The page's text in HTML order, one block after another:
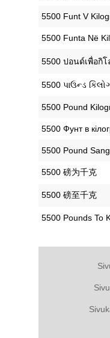
‎5500 Funt V
‎5500 Funta Në
‎5500 ปอนด์เพื่อกิโ
‎5500 પાઉન્ડ
‎5500 Pound
‎5500 Фунт в
‎5500 Pound
‎5500 磅为千克
‎5500 磅至千克
‎5500 Pounds To